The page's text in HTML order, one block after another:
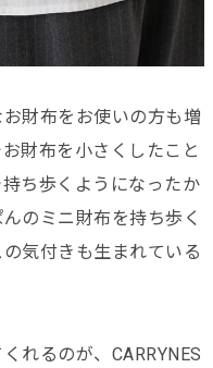
財布をお使いの方も増
財布を小さくしたこと
ち歩くようになったか
のミニ財布を持ち歩く
気付きも生まれている
れるのが、CARRYNES